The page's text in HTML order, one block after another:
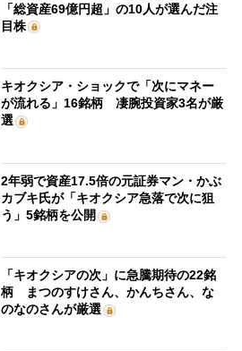
「総資産69億円超」の10人が選んだ注
目株
キオクシア・ショックで「次にマネー
が流れる」16銘柄 凄腕投資家3名が厳
選
2年弱で資産17.5倍の元証券マン・かぶ
カブキ氏が「キオクシア急落で次に狙
う」5銘柄を公開
「キオクシアの次」に急騰期待の22銘
柄 まつのすけさん、かんちさん、な
のなのさんが厳選